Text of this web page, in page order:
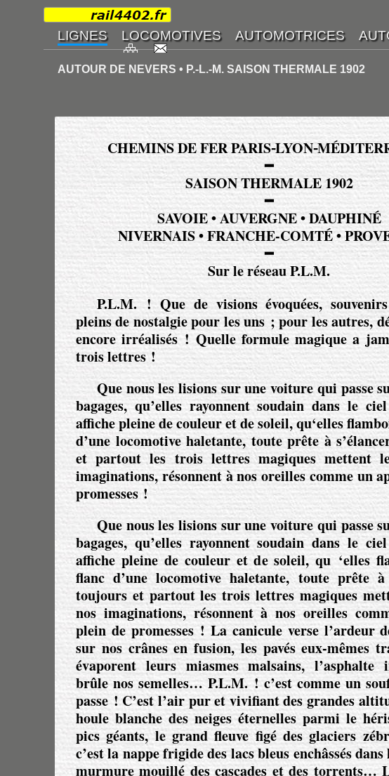
AUTOUR DE NEVERS • P.-L.-M. SAISON THERMALE 1902
CHEMINS DE FER
━
SAISON THERMALE 1902
━
SAVOIE • AUVERGNE • DAUPHINÉ
NIVERNAIS • FRANCHE-COMTÉ •
━
Sur le réseau P.L.M.
P.L.M. !Que de visions évoquées,
pleins de nostalgie pour les uns ; pour les autres,
encore irréalisés ! Quelle formule magique a
trois lettres !
Que nous les lisions sur une voiture qui passe
bagages, qu’elles rayonnent soudain dans le
affiche pleine de couleur et de soleil, qu‘elles
d’une locomotive haletante, toute prête à
et partout les trois lettres magiques mettent
imaginations, résonnent à nos oreilles comme un
promesses !
Que nous les lisions sur une voiture qui passe
bagages, qu’elles rayonnent soudain dans le
affiche pleine de couleur et de soleil, qu ‘elles
flanc d’une locomotive haletante, toute prête
toujours et partout les trois lettres magiques
nos imaginations, résonnent à nos oreilles
plein de promesses ! La canicule verse l’ardeur
sur nos crânes en fusion, les pavés eux-mêmes
évaporent leurs miasmes malsains, l’asphalte
brûle nos semelles… P.L.M. !c’est comme un
passe ! C’est l’air pur et vivifiant des grandes
houle blanche des neiges éternelles parmi le
pics géants, le grand fleuve figé des glaciers
c’est la nappe frigide des lacs bleus enchâssés
murmure mouillé des cascades et des torrents…